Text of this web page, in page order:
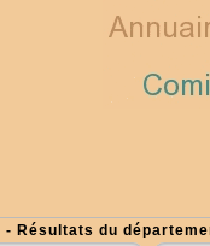
- Résultats du